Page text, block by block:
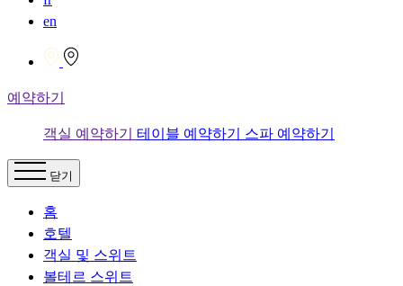
en
예약하기
객실 예약하기 테이블 예약하기 스파 예약하기
닫기
홈
호텔
객실 및 스위트
볼테르 스위트